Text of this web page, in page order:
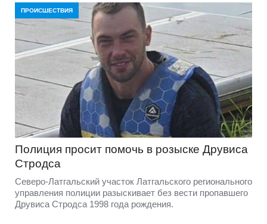
ПРОИСШЕСТВИЯ
Полиция просит помочь в розыске Друвиса
Стродса
Северо-Латгальский участок Латгальского регионального
управления полиции разыскивает без вести пропавшего
Друвиса Стродса 1998 года рождения.